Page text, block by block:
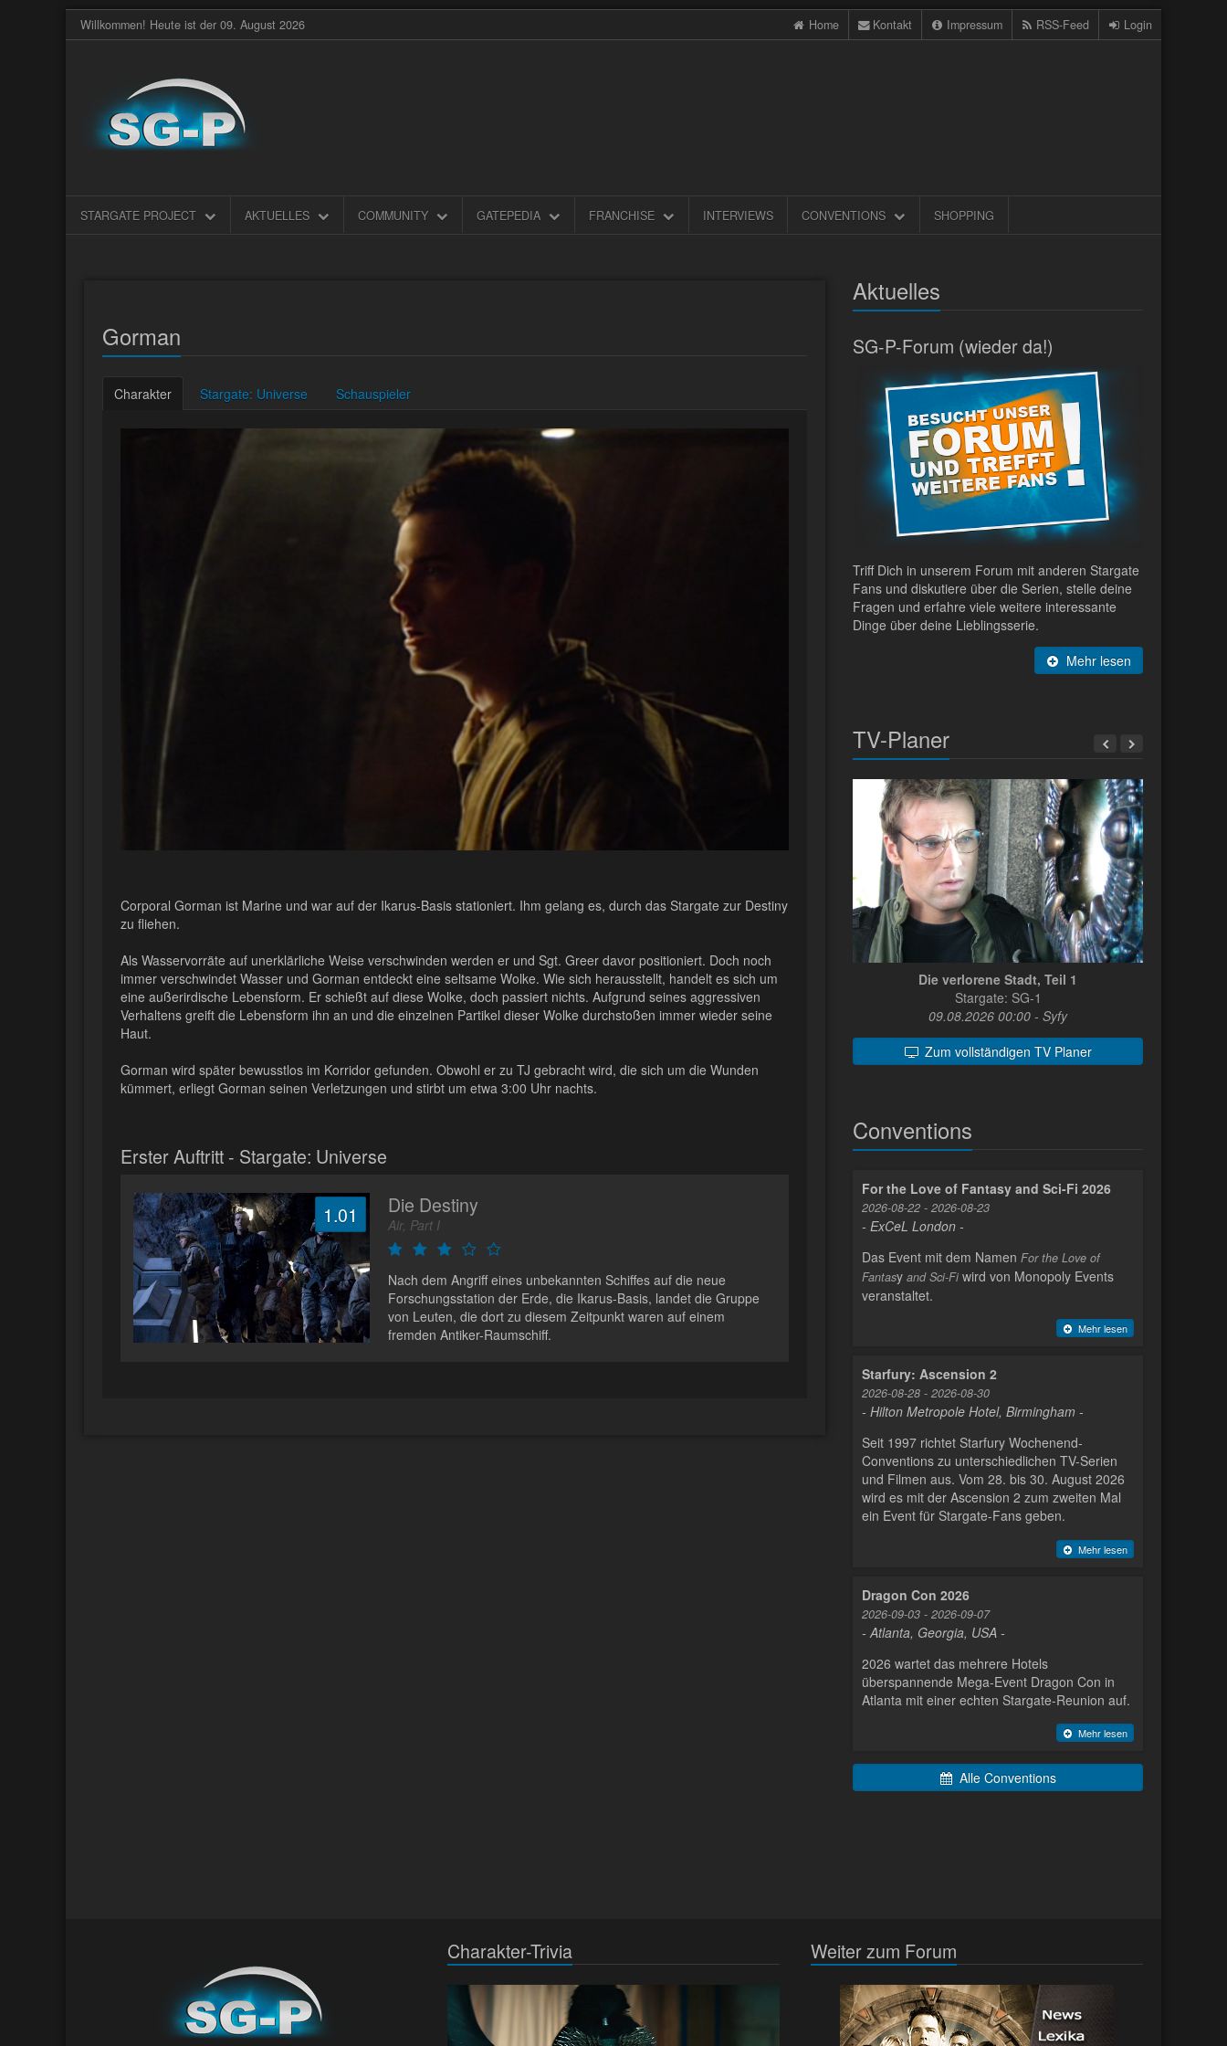
Willkommen! Heute ist der 09. August 2026 Home Kontakt Impressum RSS-Feed Login
STARGATE PROJECT AKTUELLES COMMUNITY GATEPEDIA FRANCHISE INTERVIEWS CONVENTIONS SHOPPING
Gorman
Charakter Stargate: Universe Schauspieler
Corporal Gorman ist Marine und war auf der Ikarus-Basis stationiert. Ihm gelang es, durch das Stargate zur Destiny
zu fliehen.
Als Wasservorräte auf unerklärliche Weise verschwinden werden er und Sgt. Greer davor positioniert. Doch noch
immer verschwindet Wasser und Gorman entdeckt eine seltsame Wolke. Wie sich herausstellt, handelt es sich um
eine außerirdische Lebensform. Er schießt auf diese Wolke, doch passiert nichts. Aufgrund seines aggressiven
Verhaltens greift die Lebensform ihn an und die einzelnen Partikel dieser Wolke durchstoßen immer wieder seine
Haut.
Gorman wird später bewusstlos im Korridor gefunden. Obwohl er zu TJ gebracht wird, die sich um die Wunden
kümmert, erliegt Gorman seinen Verletzungen und stirbt um etwa 3:00 Uhr nachts.
Erster Auftritt - Stargate: Universe
1.01 Die Destiny
Air, Part I
Nach dem Angriff eines unbekannten Schiffes auf die neue
Forschungsstation der Erde, die Ikarus-Basis, landet die Gruppe
von Leuten, die dort zu diesem Zeitpunkt waren auf einem
fremden Antiker-Raumschiff.
Aktuelles
SG-P-Forum (wieder da!)
Triff Dich in unserem Forum mit anderen Stargate
Fans und diskutiere über die Serien, stelle deine
Fragen und erfahre viele weitere interessante
Dinge über deine Lieblingsserie.
Mehr lesen
TV-Planer
Die verlorene Stadt, Teil 1
Stargate: SG-1
09.08.2026 00:00 - Syfy
Zum vollständigen TV Planer
Conventions
For the Love of Fantasy and Sci-Fi 2026
2026-08-22 - 2026-08-23
- ExCeL London -
Das Event mit dem Namen For the Love of
Fantasy and Sci-Fi wird von Monopoly Events
veranstaltet.
Mehr lesen
Starfury: Ascension 2
2026-08-28 - 2026-08-30
- Hilton Metropole Hotel, Birmingham -
Seit 1997 richtet Starfury Wochenend-
Conventions zu unterschiedlichen TV-Serien
und Filmen aus. Vom 28. bis 30. August 2026
wird es mit der Ascension 2 zum zweiten Mal
ein Event für Stargate-Fans geben.
Mehr lesen
Dragon Con 2026
2026-09-03 - 2026-09-07
- Atlanta, Georgia, USA -
2026 wartet das mehrere Hotels
überspannende Mega-Event Dragon Con in
Atlanta mit einer echten Stargate-Reunion auf.
Mehr lesen
Alle Conventions
Charakter-Trivia Weiter zum Forum